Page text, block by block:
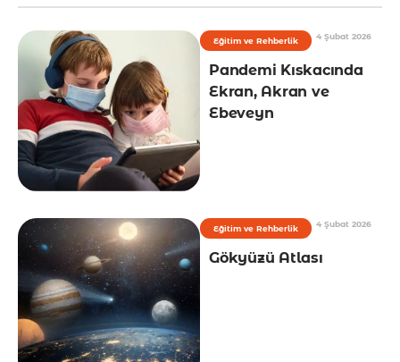
Eğitim ve Rehberlik 4 Şubat 2026
Pandemi Kıskacında
Ekran, Akran ve
Ebeveyn
Eğitim ve Rehberlik 4 Şubat 2026
Gökyüzü Atlası